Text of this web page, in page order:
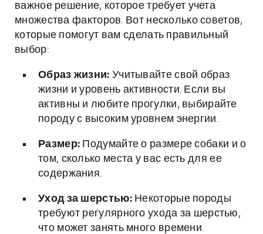
важное решение, которое требует учета
множества факторов. Вот несколько советов,
которые помогут вам сделать правильный
выбор:
Образ жизни: Учитывайте свой образ
жизни и уровень активности. Если вы
активны и любите прогулки, выбирайте
породу с высоким уровнем энергии.
Размер: Подумайте о размере собаки и о
том, сколько места у вас есть для ее
содержания.
Уход за шерстью:Некоторые породы
требуют регулярного ухода за шерстью,
что может занять много времени.